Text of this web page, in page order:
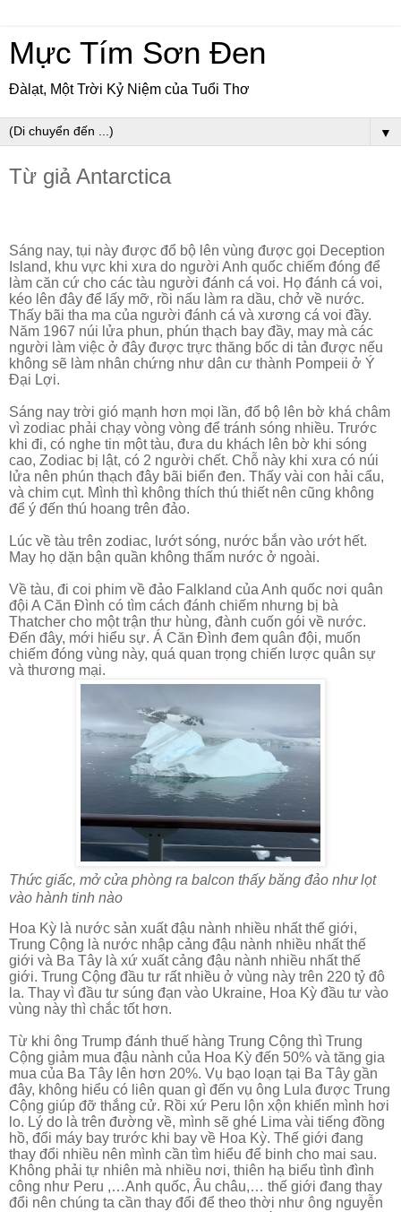
Mực Tím Sơn Đen
Đàlạt, Một Trời Kỷ Niệm của Tuổi Thơ
▼
Từ giả Antarctica
Sáng nay, tụi này được đổ bộ lên vùng được gọi Deception
Island, khu vực khi xưa do người Anh quốc chiếm đóng để
làm căn cứ cho các tàu người đánh cá voi. Họ đánh cá voi,
kéo lên đây để lấy mỡ, rồi nấu làm ra dầu, chở về nước.
Thấy bãi tha ma của người đánh cá và xương cá voi đầy.
Năm 1967 núi lửa phun, phún thạch bay đầy, may mà các
người làm việc ở đây được trực thăng bốc di tản được nếu
không sẽ làm nhân chứng như dân cư thành Pompeii ở Ý
Đại Lợi.
Sáng nay trời gió mạnh hơn mọi lần, đổ bộ lên bờ khá châm
vì zodiac phải chạy vòng vòng để tránh sóng nhiều. Trước
khi đi, có nghe tin một tàu, đưa du khách lên bờ khi sóng
cao, Zodiac bị lật, có 2 người chết. Chỗ này khi xưa có núi
lửa nên phún thạch đây bãi biển đen. Thấy vài con hải cẩu,
và chim cụt. Mình thì không thích thú thiết nên cũng không
để ý đến thú hoang trên đảo.
Lúc về tàu trên zodiac, lướt sóng, nước bắn vào ướt hết.
May họ dặn bận quần không thấm nước ở ngoài.
Về tàu, đi coi phim về đảo Falkland của Anh quốc nơi quân
đội A Căn Đình có tìm cách đánh chiếm nhưng bị bà
Thatcher cho một trận thư hùng, đành cuốn gói về nước.
Đến đây, mới hiểu sự. Á Căn Đình đem quân đội, muốn
chiếm đóng vùng này, quá quan trọng chiến lược quân sự
và thương mại.
Thức giấc, mở cửa phòng ra balcon thấy băng đảo như lọt
vào hành tinh nào
Hoa Kỳ là nước sản xuất đậu nành nhiều nhất thế giới,
Trung Cộng là nước nhập cảng đậu nành nhiều nhất thế
giới và Ba Tây là xứ xuất cảng đậu nành nhiều nhất thế
giới. Trung Cộng đầu tư rất nhiều ở vùng này trên 220 tỷ đô
la. Thay vì đầu tư súng đạn vào Ukraine, Hoa Kỳ đầu tư vào
vùng này thì chắc tốt hơn.
Từ khi ông Trump đánh thuế hàng Trung Cộng thì Trung
Cộng giảm mua đậu nành của Hoa Kỳ đến 50% và tăng gia
mua của Ba Tây lên hơn 20%. Vụ bạo loạn tại Ba Tây gần
đây, không hiểu có liên quan gì đến vụ ông Lula được Trung
Cộng giúp đỡ thắng cử. Rồi xứ Peru lộn xộn khiến mình hơi
lo. Lý do là trên đường về, mình sẽ ghé Lima vài tiếng đồng
hồ, đổi máy bay trước khi bay về Hoa Kỳ. Thế giới đang
thay đổi nhiều nên mình cần tìm hiểu để binh cho mai sau.
Không phải tự nhiên mà nhiều nơi, thiên hạ biểu tình đình
công như Peru ,…Anh quốc, Âu châu,… thế giới đang thay
đổi nên chúng ta cần thay đổi để theo thời như ông nguyễn